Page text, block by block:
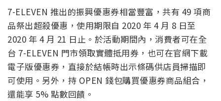
7-ELEVEN 推出的振興優惠券相當豐富，共有 49 項商
品祭出超殺優惠，使用期限自 2020 年 4 月 8 日至
2020 年 4 月 21 日止。於活動期間內，消費者可在全
台 7-ELEVEN 門市領取實體抵用券，也可在官網下載
電子版優惠券，直接於結帳時出示條碼供店員掃描即
可使用。另外，持 OPEN 錢包購買優惠券商品組合，
還能享 5% 點數回饋。